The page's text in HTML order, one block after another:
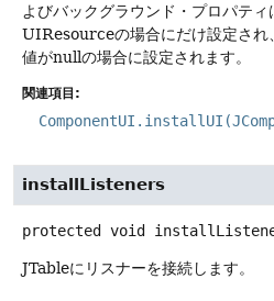
よびバックグラウンド・プロパテ
UIResourceの場合にだけ設定され
値がnullの場合に設定されます。
関連項目:
installListeners
protected void
JTableにリスナーを接続します。